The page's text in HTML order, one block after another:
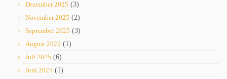
Dezember 2025 (3)
November 2025 (2)
September 2025 (3)
August 2025 (1)
Juli 2025 (6)
Juni 2025 (1)